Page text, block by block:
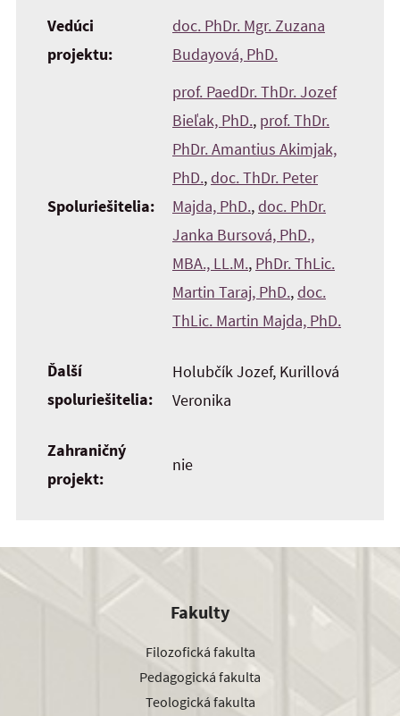
Vedúci
projektu:
doc. PhDr. Mgr. Zuzana
Budayová, PhD.
Spoluriešitelia:
prof. PaedDr. ThDr. Jozef
Bieľak, PhD., prof. ThDr.
PhDr. Amantius Akimjak,
PhD.,doc. ThDr. Peter
Majda, PhD.,doc. PhDr.
Janka Bursová, PhD.,
MBA., LL.M., PhDr. ThLic.
Martin Taraj, PhD.,doc.
ThLic. Martin Majda, PhD.
Ďalší
spoluriešitelia:
Holubčík Jozef, Kurillová
Veronika
Zahraničný
projekt:
nie
Fakulty
Filozofická fakulta
Pedagogická fakulta
Teologická fakulta